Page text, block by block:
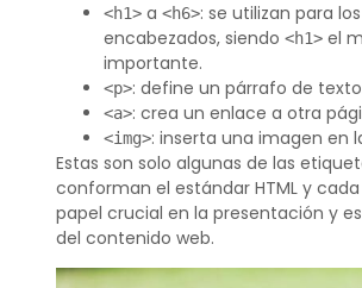
<h1>a <h6>: se utilizan para los
encabezados, siendo <h1>el
importante.
<p>: define un párrafo de
<a>: crea un enlace a otra
<img>: inserta una imagen en
Estas son solo algunas de las
conforman el estándar HTML y
papel crucial en la presentación y
del contenido web.